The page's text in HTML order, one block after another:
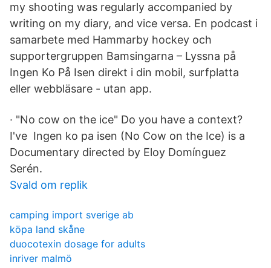
my shooting was regularly accompanied by
writing on my diary, and vice versa. En podcast i
samarbete med Hammarby hockey och
supportergruppen Bamsingarna – Lyssna på
Ingen Ko På Isen direkt i din mobil, surfplatta
eller webbläsare - utan app.
· "No cow on the ice" Do you have a context?
I've Ingen ko pa isen (No Cow on the Ice) is a
Documentary directed by Eloy Domínguez
Serén.
Svald om replik
camping import sverige ab
köpa land skåne
duocotexin dosage for adults
inriver malmö